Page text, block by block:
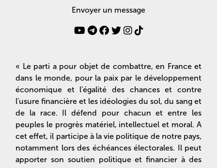
Envoyer un message
« Le parti a pour objet de combattre, en France et
dans le monde, pour la paix par le développement
économique et l'égalité des chances et contre
l'usure financière et les idéologies du sol, du sang et
de la race. Il défend pour chacun et entre les
peuples le progrès matériel, intellectuel et moral. A
cet effet, il participe à la vie politique de notre pays,
notamment lors des échéances électorales. Il peut
apporter son soutien politique et financier à des